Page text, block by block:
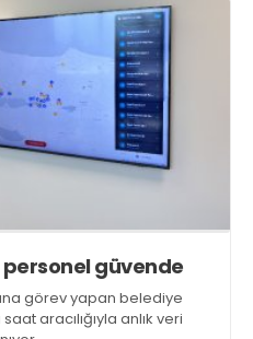
güvende
görev yapan belediye
aracılığıyla anlık veri